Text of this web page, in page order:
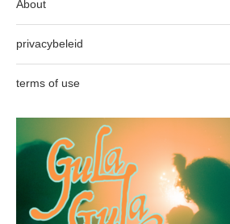
About
privacybeleid
terms of use